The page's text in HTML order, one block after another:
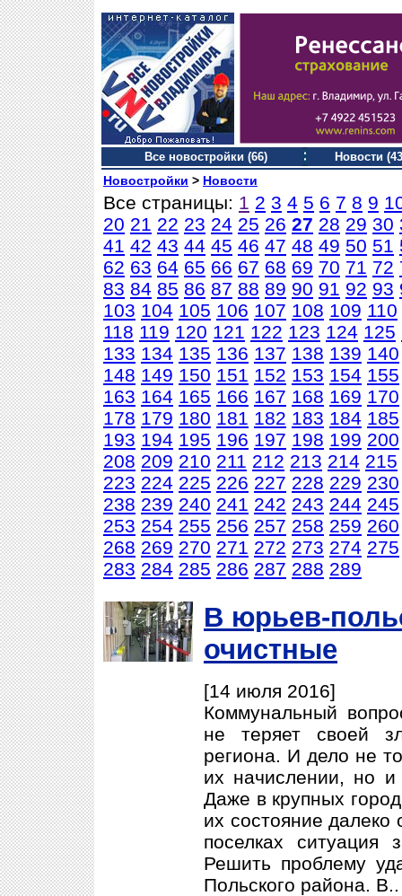
Все новостройки (66) Новости
Новостройки > Новости
Все страницы: 1 2 3 4 5 6 7 8 9
20 21 22 23 24 25 26 27 28 29 30
41 42 43 44 45 46 47 48 49 50 51
62 63 64 65 66 67 68 69 70 71 72
83 84 85 86 87 88 89 90 91 92 93
103 104 105 106 107 108 109 110
118 119 120 121 122 123 124 125
133 134 135 136 137 138 139 140
148 149 150 151 152 153 154 155
163 164 165 166 167 168 169 170
178 179 180 181 182 183 184 185
193 194 195 196 197 198 199 200
208 209 210 211 212 213 214 215
223 224 225 226 227 228 229 230
238 239 240 241 242 243 244 245
253 254 255 256 257 258 259 260
268 269 270 271 272 273 274 275
283 284 285 286 287 288 289
В юрьев-
очистные
[14 июля 2016]
Коммунальный
не теряет своей
региона. И дело не
их начислении, но и
Даже в крупных
их состояние
поселках ситуация
Решить проблему
Польского района.